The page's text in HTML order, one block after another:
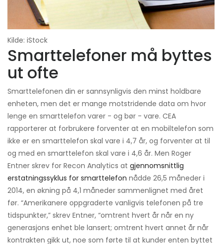
Kilde: iStock
Smarttelefoner må byttes
ut ofte
Smarttelefonen din er sannsynligvis den minst holdbare
enheten, men det er mange motstridende data om hvor
lenge en smarttelefon varer - og bør - vare. CEA
rapporterer at forbrukere forventer at en mobiltelefon som
ikke er en smarttelefon skal vare i 4,7 år, og forventer at til
og med en smarttelefon skal vare i 4,6 år. Men Roger
Entner skrev for Recon Analytics at gjennomsnittlig
erstatningssyklus for smarttelefon nådde 26,5 måneder i
2014, en økning på 4,1 måneder sammenlignet med året
før. “Amerikanere oppgraderte vanligvis telefonen på tre
tidspunkter,” skrev Entner, “omtrent hvert år når en ny
generasjons enhet ble lansert; omtrent hvert annet år når
kontrakten gikk ut, noe som førte til at kunder enten byttet